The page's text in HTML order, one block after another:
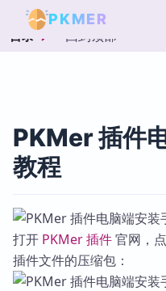
PKMER
目录 回到顶部
PKMer 插件
教程
打开 PKMer 插件官网，
插件文件的压缩包：